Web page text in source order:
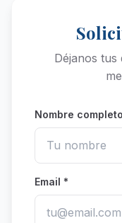
Déjanos
Nombre
Email *